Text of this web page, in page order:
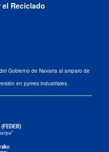
Reciclado
Gobierno de Navarra al amparo de
en pymes industriales.